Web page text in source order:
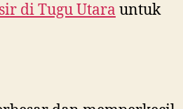
diTugu Utara untuk